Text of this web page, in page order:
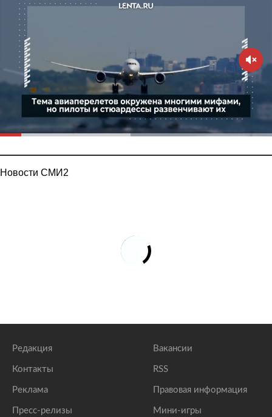
Новости СМИ2
Редакция
Контакты
Реклама
Пресс-релизы
Вакансии
RSS
Правовая информация
Мини-игры